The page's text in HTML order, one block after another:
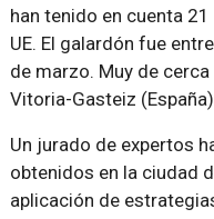
han tenido en cuenta
UE. El galardón fue
de marzo. Muy de
Vitoria-Gasteiz
Un jurado de expertos
obtenidos en la ciudad
aplicación de